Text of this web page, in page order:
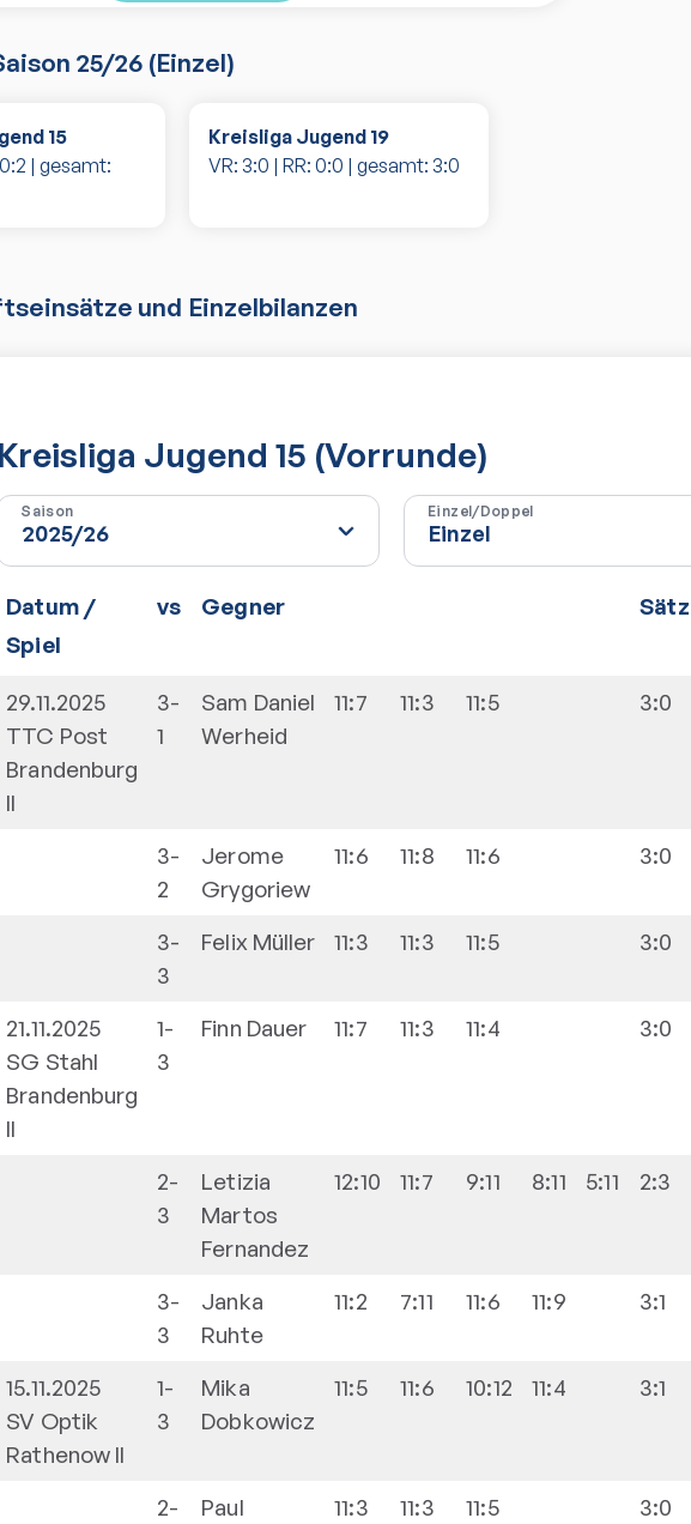
25/26 (Einzel)
15
:2 | gesamt:
Kreisliga Jugend 19
VR: 3:0 | RR: 0:0 | gesamt: 3:0
und Einzelbilanzen
Kreisliga Jugend 15 (Vorrunde)
Saison Einzel/Doppel
Datum /
Spiel
vs Gegner
29.11.2025
TTC Post
Brandenburg
II
3-
1
Sam Daniel
Werheid
11:7 11:3 11:5 3:0
3-
2
Jerome
Grygoriew
11:6 11:8 11:6 3:0
3-
3
Felix Müller 11:3 11:3 11:5 3:0
21.11.2025
SG Stahl
Brandenburg
II
1-
3
Finn Dauer 11:7 11:3 11:4 3:0
2-
3
Letizia
Martos
Fernandez
12:10 11:7 9:11 8:11 5:11 2:3
3-
3
Janka
Ruhte
11:2 7:11 11:6 11:9 3:1
15.11.2025
SV Optik
Rathenow II
1-
3
Mika
Dobkowicz
11:5 11:6 10:12 11:4 3:1
2-
Paul
11:3 11:3 11:5 3:0